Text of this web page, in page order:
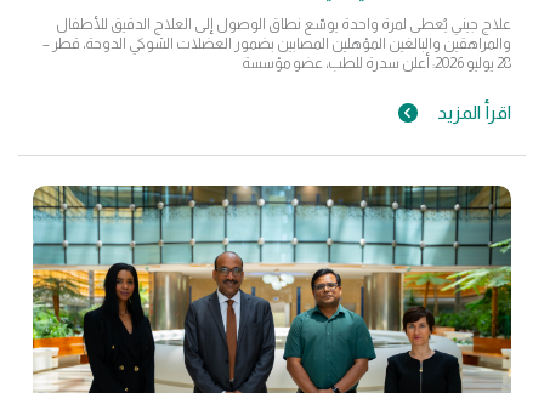
علاج جيني يُعطى لمرة واحدة يوسّع نطاق الوصول إلى العلاج الدقيق للأطفال
والمراهقين والبالغين المؤهلين المصابين بضمور العضلات الشوكي الدوحة، قطر –
28 يوليو 2026: أعلن سدرة للطب، عضو مؤسسة
اقرأ المزيد